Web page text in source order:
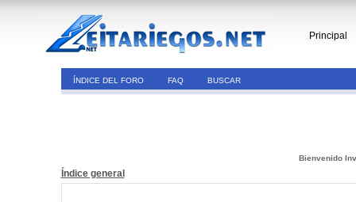
Principal
ÍNDICE DEL FORO FAQ BUSCAR
Bienvenido
Índice general